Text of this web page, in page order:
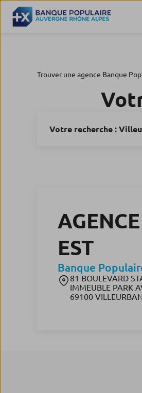
Trouver une agence Banque
Votre recherche :
EST
Banque
81 BOULEVARD
IMMEUBLE PARK
69100